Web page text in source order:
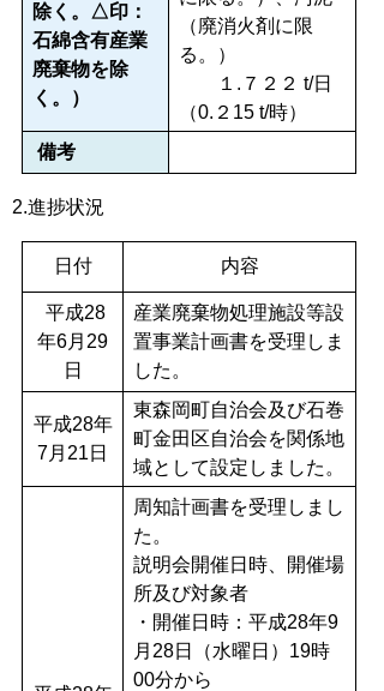
除く。△印：
石綿含有産業
廃棄物を除
く。）
（廃消火剤に限
る。）
１.７２２ t/日
（0.２15 t/時）
備考
2.進捗状況
日付 内容
平成28
年6月29
日
産業廃棄物処理施設等設
置事業計画書を受理しま
した。
平成28年
7月21日
東森岡町自治会及び石巻
町金田区自治会を関係地
域として設定しました。
周知計画書を受理しまし
た。
説明会開催日時、開催場
所及び対象者
・開催日時：平成28年9
月28日（水曜日）19時
00分から